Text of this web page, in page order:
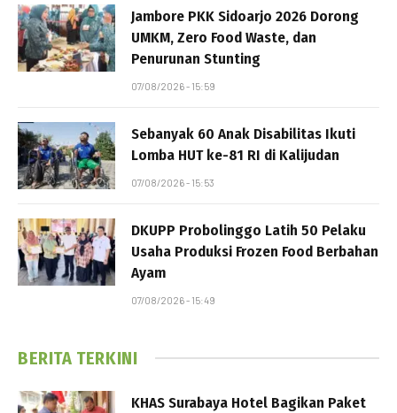
Jambore PKK Sidoarjo 2026 Dorong
UMKM, Zero Food Waste, dan
Penurunan Stunting
07/08/2026 - 15:59
Sebanyak 60 Anak Disabilitas Ikuti
Lomba HUT ke-81 RI di Kalijudan
07/08/2026 - 15:53
DKUPP Probolinggo Latih 50 Pelaku
Usaha Produksi Frozen Food Berbahan
Ayam
07/08/2026 - 15:49
BERITA TERKINI
KHAS Surabaya Hotel Bagikan Paket